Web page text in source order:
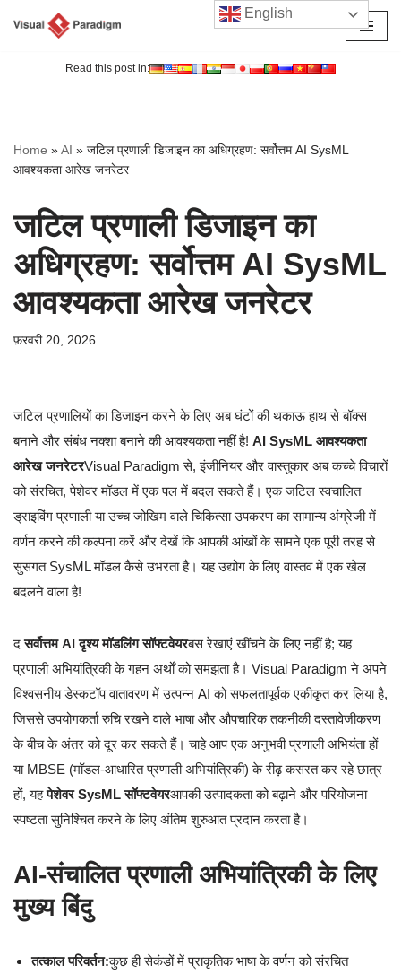
Read this post in:
Home »AI » जटिल प्रणाली डिजाइन का अधिग्रहण: सर्वोत्तम AI SysML
आवश्यकता आरेख जनरेटर
जटिल प्रणाली डिजाइन का
अधिग्रहण: सर्वोत्तम AI SysML
आवश्यकता आरेख जनरेटर
फ़रवरी 20, 2026
जटिल प्रणालियों का डिजाइन करने के लिए अब घंटों की थकाऊ हाथ से बॉक्स
बनाने और संबंध नक्शा बनाने की आवश्यकता नहीं है! AI SysML आवश्यकता
आरेख जनरेटरVisual Paradigm से, इंजीनियर और वास्तुकार अब कच्चे विचारों
को संरचित, पेशेवर मॉडल में एक पल में बदल सकते हैं। एक जटिल स्वचालित
ड्राइविंग प्रणाली या उच्च जोखिम वाले चिकित्सा उपकरण का सामान्य अंग्रेजी में
वर्णन करने की कल्पना करें और देखें कि आपकी आंखों के सामने एक पूरी तरह से
सुसंगत SysML मॉडल कैसे उभरता है। यह उद्योग के लिए वास्तव में एक खेल
बदलने वाला है!
दसर्वोत्तम AI दृश्य मॉडलिंग सॉफ्टवेयरबस रेखाएं खींचने के लिए नहीं है; यह
प्रणाली अभियांत्रिकी के गहन अर्थों को समझता है। Visual Paradigm ने अपने
विश्वसनीय डेस्कटॉप वातावरण में उत्पन्न AI को सफलतापूर्वक एकीकृत कर लिया है,
जिससे उपयोगकर्ता रुचि रखने वाले भाषा और औपचारिक तकनीकी दस्तावेजीकरण
के बीच के अंतर को दूर कर सकते हैं। चाहे आप एक अनुभवी प्रणाली अभियंता हों
या MBSE (मॉडल-आधारित प्रणाली अभियांत्रिकी) के रीढ़ कसरत कर रहे छात्र
हों, यहपेशेवर SysML सॉफ्टवेयरआपकी उत्पादकता को बढ़ाने और परियोजना
स्पष्टता सुनिश्चित करने के लिए अंतिम शुरुआत प्रदान करता है।
AI-संचालित प्रणाली अभियांत्रिकी के लिए
मुख्य बिंदु
तत्काल परिवर्तन:कुछ ही सेकंडों में प्राकृतिक भाषा के वर्णन को संरचित
English